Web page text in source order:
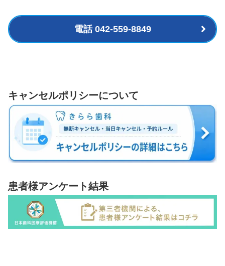
電話 042-559-8849
キャンセルポリシーについて
患者様アンケート結果